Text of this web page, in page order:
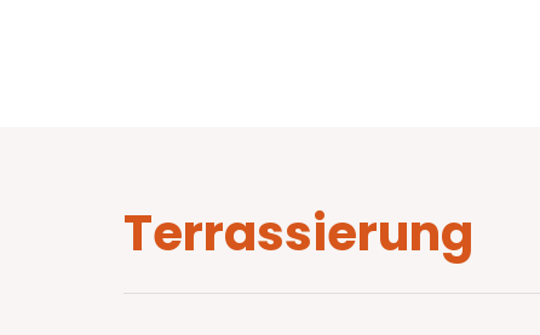
Terrassierung